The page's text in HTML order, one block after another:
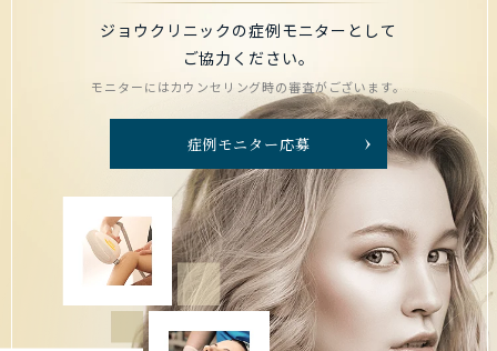
ジョウクリニックの症例モニターとして
ご協力ください。
モニターにはカウンセリング時の審査がございます。
症例モニター応募